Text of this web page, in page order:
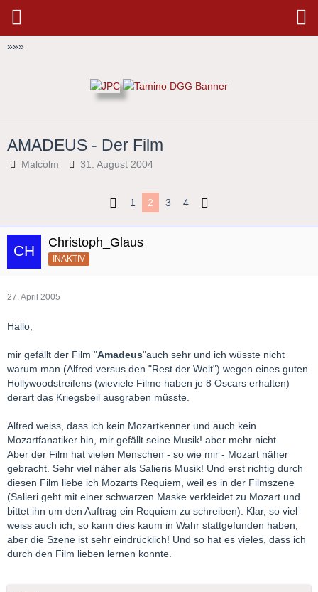
»»»
AMADEUS - Der Film
Malcolm 31. August 2004
1 2 3 4
Christoph_Glaus
INAKTIV
27. April 2005
Hallo,
mir gefällt der Film "Amadeus"auch sehr und ich wüsste nicht
warum man (Alfred versus den "Rest der Welt") wegen eines guten
Hollywoodstreifens (wieviele Filme haben je 8 Oscars erhalten)
derart das Kriegsbeil ausgraben müsste.
Alfred weiss, dass ich kein Mozartkenner und auch kein
Mozartfanatiker bin, mir gefällt seine Musik! aber mehr nicht.
Aber der Film hat vielen Menschen - so wie mir - Mozart näher
gebracht. Sehr viel näher als Salieris Musik! Und erst richtig durch
diesen Film liebe ich Mozarts Requiem, weil es in der Filmszene
(Salieri geht mit einer schwarzen Maske verkleidet zu Mozart und
bittet ihn um den Auftrag ein Requiem zu schreiben). Klar, so viel
weiss auch ich, so kann dies kaum in Wahr stattgefunden haben,
aber die Szene ist sehr eindrücklich! Und so hat es vieles, dass ich
durch den Film lieben lernen konnte.